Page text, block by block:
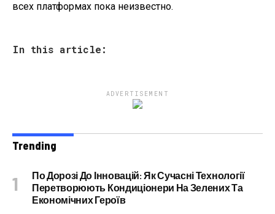
всех платформах пока неизвестно.
In this article:
ADVERTISEMENT
Trending
По Дорозі До Інновацій: Як Сучасні Технології
Перетворюють Кондиціонери На Зелених Та
Економічних Героїв